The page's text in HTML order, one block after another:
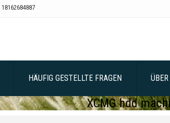
18162684887
HÄUFIG GESTELLTE FRAGEN
XCMG hdd